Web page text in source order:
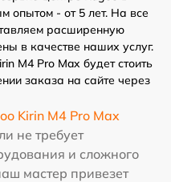
опытом - от 5 лет. На все
расширенную
в качестве наших услуг.
M4 Pro Max будет стоить
заказа на сайте через
Kirin M4 Pro Max
не требует
и сложного
мастер привезет